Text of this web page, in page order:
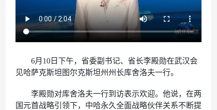
6月10日下午，省委副书记、省长李殿勋在武汉会
见哈萨克斯坦图尔克斯坦州州长库舍洛夫一行。
李殿勋对库舍洛夫一行到访表示欢迎。他说，在两
国元首战略引领下，中哈永久全面战略伙伴关系不断提